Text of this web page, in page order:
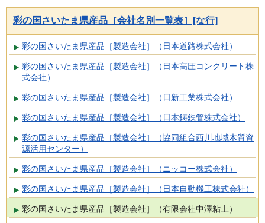
彩の国さいたま県産品［会社名別一覧表］[な行]
彩の国さいたま県産品［製造会社］（日本道路株式会社）
彩の国さいたま県産品［製造会社］（日本高圧コンクリート株
式会社）
彩の国さいたま県産品［製造会社］（日新工業株式会社）
彩の国さいたま県産品［製造会社］（日本鋳鉄管株式会社）
彩の国さいたま県産品［製造会社］（協同組合西川地域木質資
源活用センター）
彩の国さいたま県産品［製造会社］（ニッコー株式会社）
彩の国さいたま県産品［製造会社］（日本自動機工株式会社）
彩の国さいたま県産品［製造会社］（有限会社中澤粘土）